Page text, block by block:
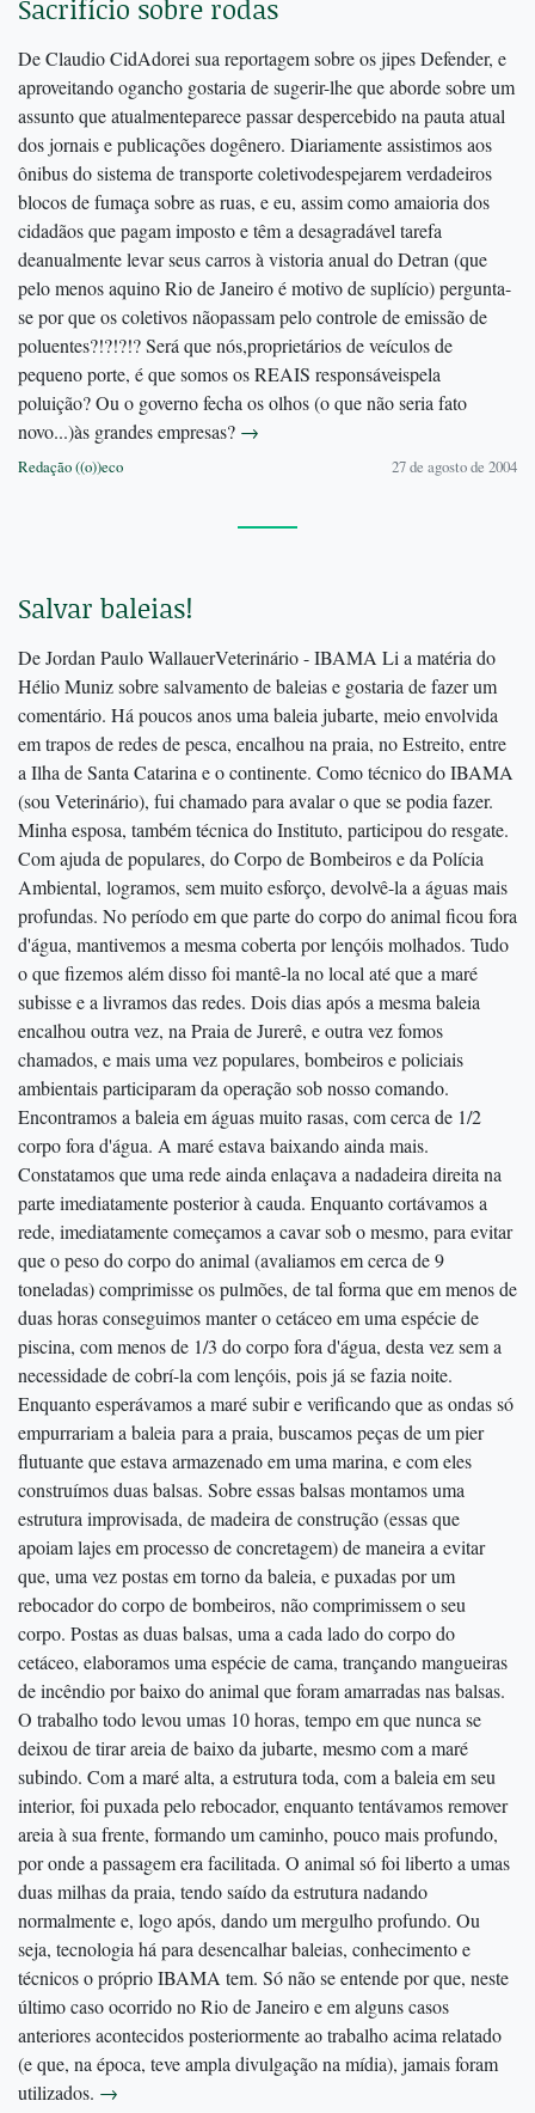
Sacrifício sobre rodas
De Claudio CidAdorei sua reportagem sobre os jipes Defender, e
aproveitando ogancho gostaria de sugerir-lhe que aborde sobre um
assunto que atualmenteparece passar despercebido na pauta atual
dos jornais e publicações dogênero. Diariamente assistimos aos
ônibus do sistema de transporte coletivodespejarem verdadeiros
blocos de fumaça sobre as ruas, e eu, assim como amaioria dos
cidadãos que pagam imposto e têm a desagradável tarefa
deanualmente levar seus carros à vistoria anual do Detran (que
pelo menos aquino Rio de Janeiro é motivo de suplício) pergunta-
se por que os coletivos nãopassam pelo controle de emissão de
poluentes?!?!?!? Será que nós,proprietários de veículos de
pequeno porte, é que somos os REAIS responsáveispela
poluição? Ou o governo fecha os olhos (o que não seria fato
novo...)às grandes empresas? →
Redação ((o))eco 27 de agosto de 2004
Salvar baleias!
De Jordan Paulo WallauerVeterinário - IBAMA Li a matéria do
Hélio Muniz sobre salvamento de baleias e gostaria de fazer um
comentário. Há poucos anos uma baleia jubarte, meio envolvida
em trapos de redes de pesca, encalhou na praia, no Estreito, entre
a Ilha de Santa Catarina e o continente. Como técnico do IBAMA
(sou Veterinário), fui chamado para avalar o que se podia fazer.
Minha esposa, também técnica do Instituto, participou do resgate.
Com ajuda de populares, do Corpo de Bombeiros e da Polícia
Ambiental, logramos, sem muito esforço, devolvê-la a águas mais
profundas. No período em que parte do corpo do animal ficou fora
d'água, mantivemos a mesma coberta por lençóis molhados. Tudo
o que fizemos além disso foi mantê-la no local até que a maré
subisse e a livramos das redes. Dois dias após a mesma baleia
encalhou outra vez, na Praia de Jurerê, e outra vez fomos
chamados, e mais uma vez populares, bombeiros e policiais
ambientais participaram da operação sob nosso comando.
Encontramos a baleia em águas muito rasas, com cerca de 1/2
corpo fora d'água. A maré estava baixando ainda mais.
Constatamos que uma rede ainda enlaçava a nadadeira direita na
parte imediatamente posterior à cauda. Enquanto cortávamos a
rede, imediatamente começamos a cavar sob o mesmo, para evitar
que o peso do corpo do animal (avaliamos em cerca de 9
toneladas) comprimisse os pulmões, de tal forma que em menos de
duas horas conseguimos manter o cetáceo em uma espécie de
piscina, com menos de 1/3 do corpo fora d'água, desta vez sem a
necessidade de cobrí-la com lençóis, pois já se fazia noite.
Enquanto esperávamos a maré subir e verificando que as ondas só
empurrariam a baleia para a praia, buscamos peças de um pier
flutuante que estava armazenado em uma marina, e com eles
construímos duas balsas. Sobre essas balsas montamos uma
estrutura improvisada, de madeira de construção (essas que
apoiam lajes em processo de concretagem) de maneira a evitar
que, uma vez postas em torno da baleia, e puxadas por um
rebocador do corpo de bombeiros, não comprimissem o seu
corpo. Postas as duas balsas, uma a cada lado do corpo do
cetáceo, elaboramos uma espécie de cama, trançando mangueiras
de incêndio por baixo do animal que foram amarradas nas balsas.
O trabalho todo levou umas 10 horas, tempo em que nunca se
deixou de tirar areia de baixo da jubarte, mesmo com a maré
subindo. Com a maré alta, a estrutura toda, com a baleia em seu
interior, foi puxada pelo rebocador, enquanto tentávamos remover
areia à sua frente, formando um caminho, pouco mais profundo,
por onde a passagem era facilitada. O animal só foi liberto a umas
duas milhas da praia, tendo saído da estrutura nadando
normalmente e, logo após, dando um mergulho profundo. Ou
seja, tecnologia há para desencalhar baleias, conhecimento e
técnicos o próprio IBAMA tem. Só não se entende por que, neste
último caso ocorrido no Rio de Janeiro e em alguns casos
anteriores acontecidos posteriormente ao trabalho acima relatado
(e que, na época, teve ampla divulgação na mídia), jamais foram
utilizados. →